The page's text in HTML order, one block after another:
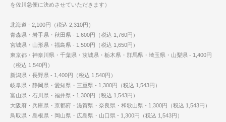
を佐川急便に決めさせていただきます）
北海道 - 2,100円（税込 2,310円）
青森県・岩手県・秋田県 - 1,600円（税込 1,760円）
宮城県・山形県・福島県 - 1,500円（税込 1,650円）
東京都・神奈川県・千葉県・茨城県・栃木県・群馬県・埼玉県・山梨県 - 1,400円
（税込 1,540円）
新潟県・長野県 - 1,400円（税込 1,540円）
岐阜県・静岡県・愛知県・三重県 - 1,300円（税込 1,543円）
富山県・石川県・福井県 - 1,300円（税込 1,543円）
大阪府・兵庫県・京都府・滋賀県・奈良県・和歌山県 - 1,300円（税込 1,543円）
鳥取県・島根県・岡山県・広島県・山口県 - 1,300円（税込 1,543円）